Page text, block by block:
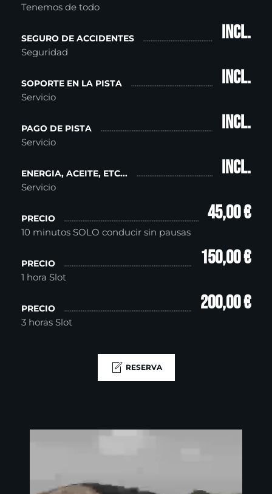
Tenemos de todo
SEGURO DE ACCIDENTES incl.
Seguridad
SOPORTE EN LA PISTA incl.
Servicio
PAGO DE PISTA incl.
Servicio
ENERGIA, ACEITE, ETC... incl.
Servicio
PRECIO 45,00 €
10 minutos SOLO conducir sin pausas
PRECIO 150,00 €
1 hora Slot
PRECIO 200,00 €
3 horas Slot
RESERVA